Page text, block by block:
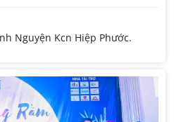
Nguyện Kcn Hiệp Phước.